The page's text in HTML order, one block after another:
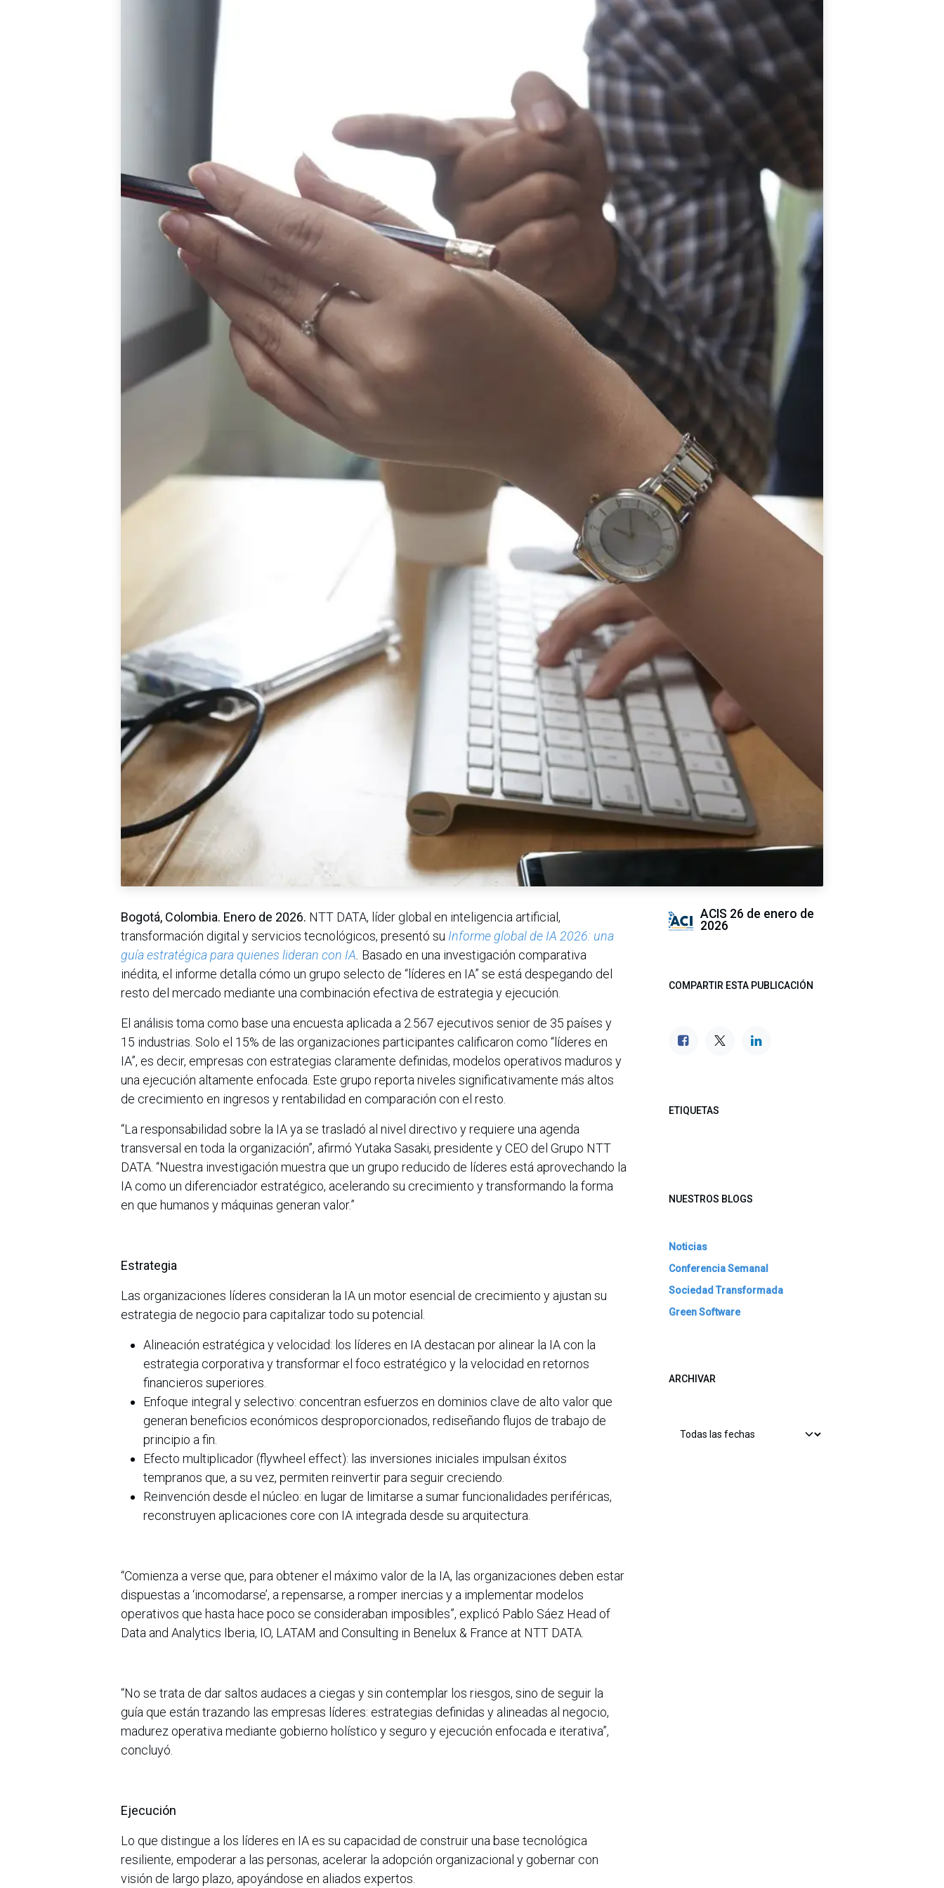
Bogotá, Colombia. Enero de 2026. NTT DATA, líder global en inteligencia artificial,
transformación digital y servicios tecnológicos, presentó su Informe global de IA 2026: una
guía estratégica para quienes lideran con IA Basado en una investigación comparativa
inédita, el informe detalla cómo un grupo selecto de “líderes en IA” se está despegando del
resto del mercado mediante una combinación efectiva de estrategia y ejecución.
El análisis toma como base una encuesta aplicada a 2.567 ejecutivos senior de 35 países y
15 industrias. Solo el 15% de las organizaciones participantes calificaron como “líderes en
IA”, es decir, empresas con estrategias claramente definidas, modelos operativos maduros y
una ejecución altamente enfocada. Este grupo reporta niveles significativamente más altos
de crecimiento en ingresos y rentabilidad en comparación con el resto.
“La responsabilidad sobre la IA ya se trasladó al nivel directivo y requiere una agenda
transversal en toda la organización”, afirmó Yutaka Sasaki, presidente y CEO del Grupo NTT
DATA. “Nuestra investigación muestra que un grupo reducido de líderes está aprovechando la
IA como un diferenciador estratégico, acelerando su crecimiento y transformando la forma
en que humanos y máquinas generan valor.”
Estrategia
Las organizaciones líderes consideran la IA un motor esencial de crecimiento y ajustan su
estrategia de negocio para capitalizar todo su potencial.
Alineación estratégica y velocidad: los líderes en IA destacan por alinear la IA con la
estrategia corporativa y transformar el foco estratégico y la velocidad en retornos
financieros superiores.
Enfoque integral y selectivo: concentran esfuerzos en dominios clave de alto valor que
generan beneficios económicos desproporcionados, rediseñando flujos de trabajo de
principio a fin.
Efecto multiplicador (flywheel effect): las inversiones iniciales impulsan éxitos
tempranos que, a su vez, permiten reinvertir para seguir creciendo.
Reinvención desde el núcleo: en lugar de limitarse a sumar funcionalidades periféricas,
reconstruyen aplicaciones core con IA integrada desde su arquitectura.
“Comienza a verse que, para obtener el máximo valor de la IA, las organizaciones deben estar
dispuestas a ‘incomodarse’, a repensarse, a romper inercias y a implementar modelos
operativos que hasta hace poco se consideraban imposibles”, explicó Pablo Sáez Head of
Data and Analytics Iberia, IO, LATAM and Consulting in Benelux & France at NTT DATA.
“No se trata de dar saltos audaces a ciegas y sin contemplar los riesgos, sino de seguir la
guía que están trazando las empresas líderes: estrategias definidas y alineadas al negocio,
madurez operativa mediante gobierno holístico y seguro y ejecución enfocada e iterativa”,
concluyó.
Ejecución
Lo que distingue a los líderes en IA es su capacidad de construir una base tecnológica
resiliente, empoderar a las personas, acelerar la adopción organizacional y gobernar con
visión de largo plazo, apoyándose en aliados expertos.
ACIS 26 de enero de
2026
COMPARTIR ESTA PUBLICACIÓN
ETIQUETAS
NUESTROS BLOGS
Noticias
Conferencia Semanal
Sociedad Transformada
Green Software
ARCHIVAR